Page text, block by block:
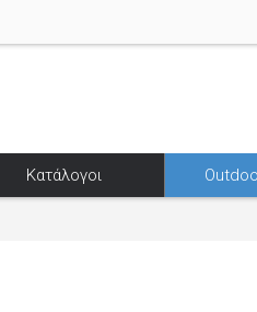
Κατάλογοι